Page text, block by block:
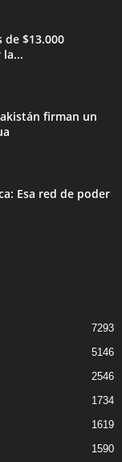
$13.000
firman un
Esa red de poder
7293
5146
2546
1734
1619
1590